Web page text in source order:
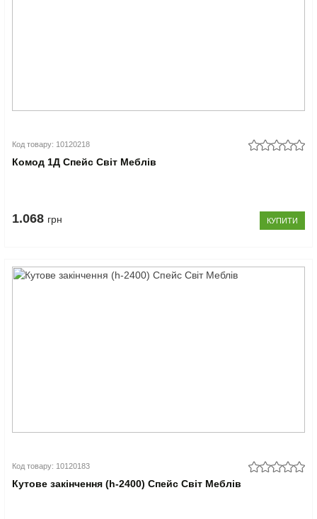
Код товару: 10120218
Комод 1Д Спейс Світ Меблів
1.068 грн КУПИТИ
Код товару: 10120183
Кутове закінчення (h-2400) Спейс Світ Меблів